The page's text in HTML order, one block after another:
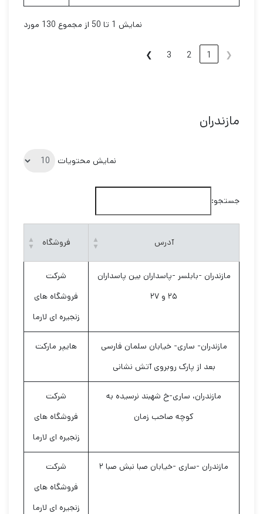
نمایش 1 تا 50 از مجموع 130 مورد
❮
1
2
3
❯
مازندران
نمایش محتویات
جستجو:
آدرس فروشگاه
مازندران -بابلسر -پاسداران بین پاسداران
۲۵ و ۲۷
شرکت
فروشگاه های
زنجیره ای لارما
مازندران- ساری- خیابان سلمان فارسی
بعد از پارک روبروی آتش نشانی
هایپر مارکت
مازندران، ساری-خ شهبند نرسیده به
کوچه صاحب زمان
شرکت
فروشگاه های
زنجیره ای لارما
مازندران -ساری -خیابان صبا نبش صبا ۲
شرکت
فروشگاه های
زنجیره ای لارما